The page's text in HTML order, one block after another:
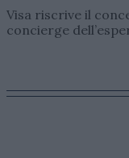
Visa riscrive il
concierge